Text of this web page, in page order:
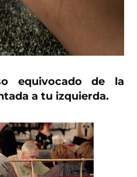
equivocado de la
a tu izquierda.